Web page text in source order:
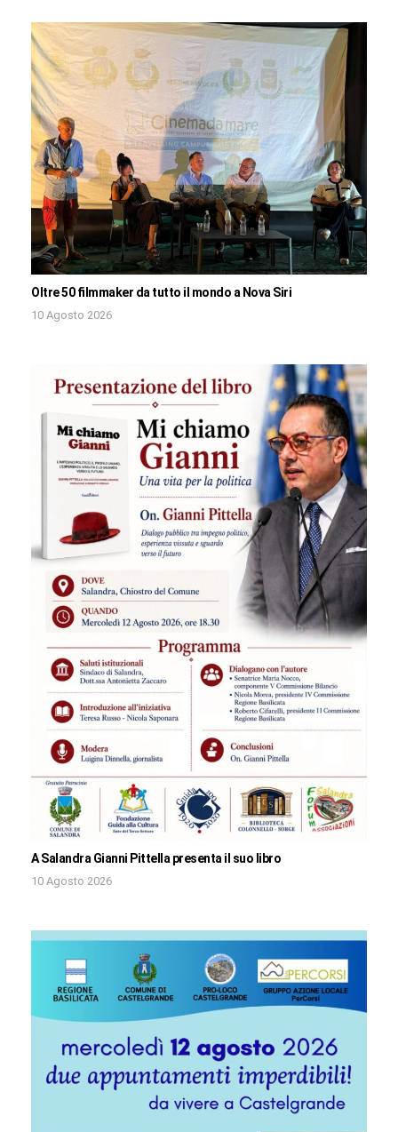
Oltre 50 filmmaker da tutto il mondo a Nova Siri
10 Agosto 2026
A Salandra Gianni Pittella presenta il suo libro
10 Agosto 2026